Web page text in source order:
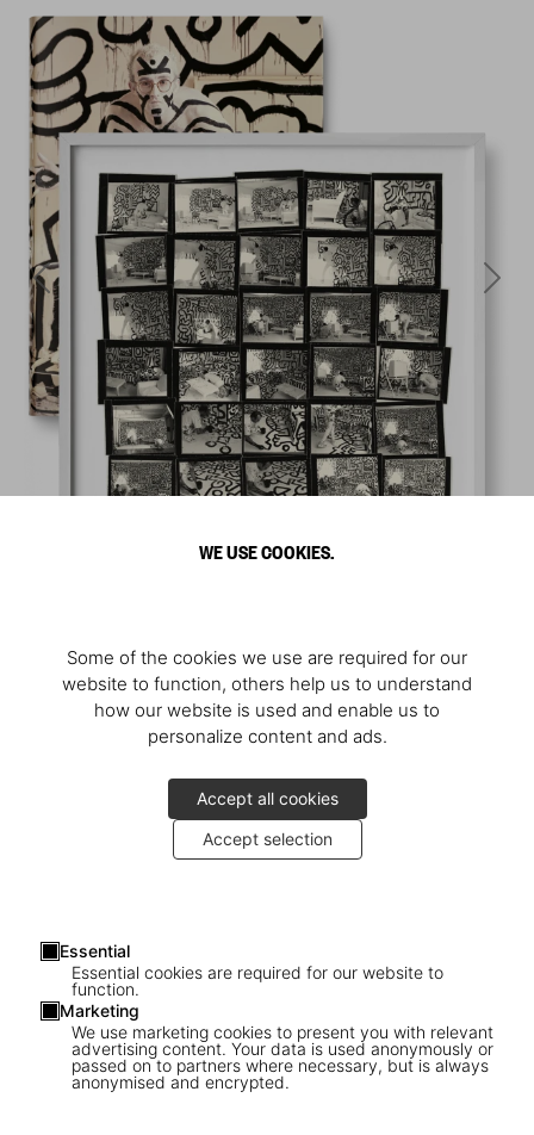
WE USE COOKIES.
Some of the cookies we use are required for our
website to function, others help us to understand
how our website is used and enable us to
personalize content and ads.
Accept all cookies
Accept selection
Essential
Essential cookies are required for our website to
function.
Marketing
We use marketing cookies to present you with relevant
advertising content. Your data is used anonymously or
passed on to partners where necessary, but is always
anonymised and encrypted.
1/21